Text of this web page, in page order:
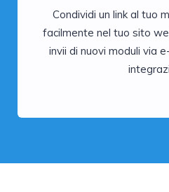
Condividi un link al tuo
facilmente nel tuo sito
invii di nuovi moduli via